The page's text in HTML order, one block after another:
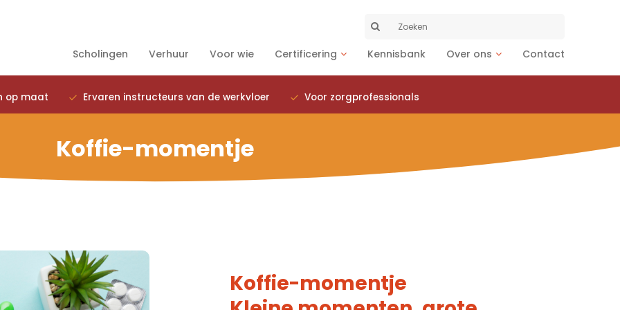
Zoeken
Scholingen
Verhuur Voor wie Certificering Kennisbank Over ons Contact
op maat Ervaren instructeurs van de werkvloer Voor zorgprofessionals
Koffie-momentje
Koffie-momentje